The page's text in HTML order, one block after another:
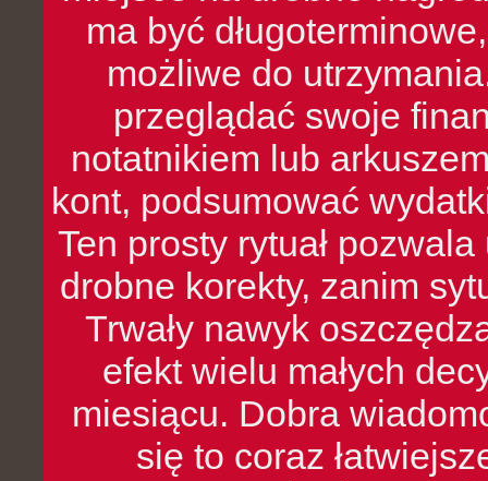
ma być
możliwe do
przeglądać swoje
notatnikiem lub
kont, podsumować
Ten prosty rytuał
drobne korekty, zanim
Trwały nawyk
efekt wielu małych
miesiącu. Dobra
się to coraz